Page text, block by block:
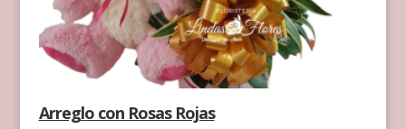
Arreglo con Rosas Rojas